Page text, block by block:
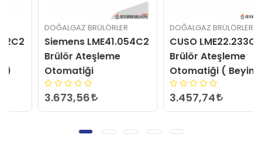
DOĞALGAZ BRÜLÖRLER
Siemens LME41.054C2
Brülör Ateşleme
Otomatiği
3.673,56
DOĞALGAZ BRÜLÖRLER
CUSO LME22.233C2
Brülör Ateşleme
Otomatiği ( Beyin )
3.457,74